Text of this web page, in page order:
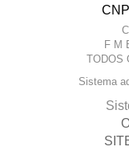
F M
TODOS
Sistema